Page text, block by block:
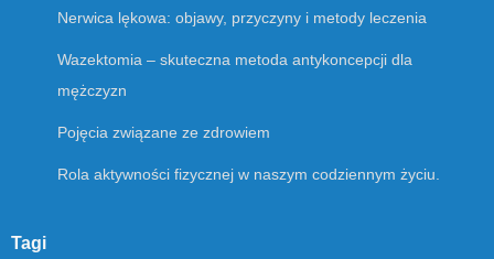
Nerwica lękowa: objawy, przyczyny i metody leczenia
Wazektomia – skuteczna metoda antykoncepcji dla
mężczyzn
Pojęcia związane ze zdrowiem
Rola aktywności fizycznej w naszym codziennym życiu.
Tagi